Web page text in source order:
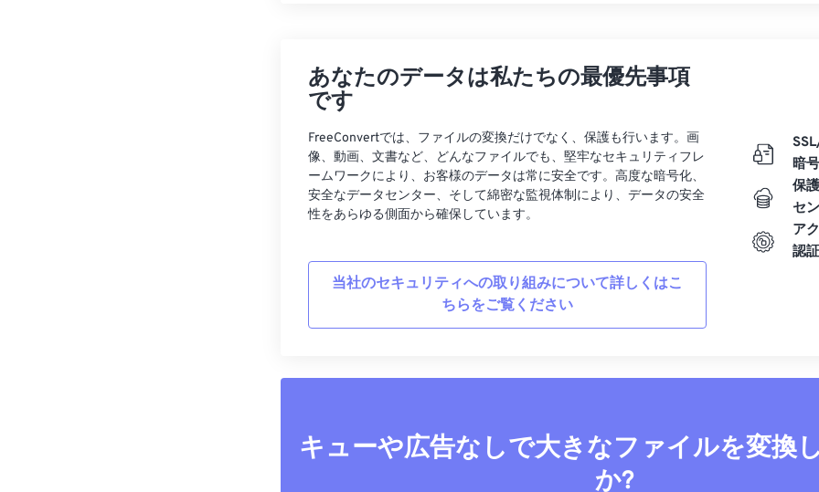
あなたのデータは私たちの最優先事項
です
FreeConvertでは、ファイルの変換だけでなく、保護も行います。画
像、動画、文書など、どんなファイルでも、堅牢なセキュリティフレ
ームワークにより、お客様のデータは常に安全です。高度な暗号化、
安全なデータセンター、そして綿密な監視体制により、データの安全
性をあらゆる側面から確保しています。
当社のセキュリティへの取り組みについて詳しくはこ
ちらをご覧ください
暗
保
セ
ア
認証
キューや広告なしで大きなファイルを変換
か?